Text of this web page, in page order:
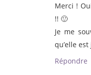
Merci !
!! 🙂
Je me
qu’elle
Répondre